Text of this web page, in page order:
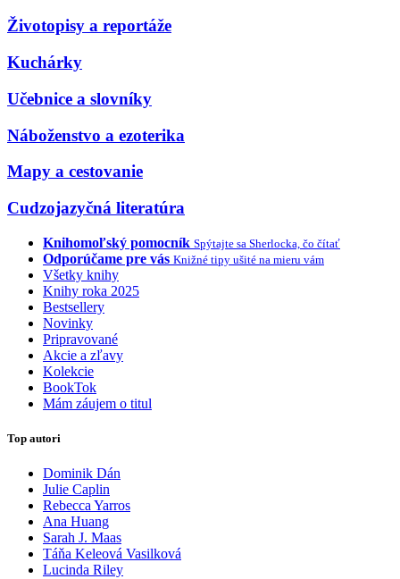
Životopisy a reportáže
Kuchárky
Učebnice a slovníky
Náboženstvo a ezoterika
Mapy a cestovanie
Cudzojazyčná literatúra
Knihomoľský pomocník Spýtajte sa Sherlocka, čo čítať
Odporúčame pre vás Knižné tipy ušité na mieru vám
Všetky knihy
Knihy roka 2025
Bestsellery
Novinky
Pripravované
Akcie a zľavy
Kolekcie
BookTok
Mám záujem o titul
Top autori
Dominik Dán
Julie Caplin
Rebecca Yarros
Ana Huang
Sarah J. Maas
Táňa Keleová Vasilková
Lucinda Riley